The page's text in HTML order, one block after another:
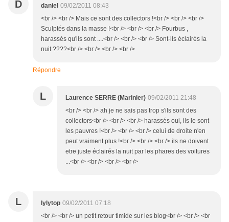
D daniel 09/02/2011 08:43
<br /> <br /> Mais ce sont des collectors !<br /> <br /> <br />
Sculptés dans la masse !<br /> <br /> <br /> Fourbus ,
harassés qu'ils sont ....<br /> <br /> <br /> Sont-ils éclairés la
nuit ????<br /> <br /> <br /> <br />
Répondre
L Laurence SERRE (Marinier) 09/02/2011 21:48
<br /> <br /> ah je ne sais pas trop s'ils sont des
collectors<br /> <br /> <br /> harassés oui, ils le sont
les pauvres !<br /> <br /> <br /> celui de droite n'en
peut vraiment plus !<br /> <br /> <br /> ils ne doivent
etre juste éclairés la nuit par les phares des voitures
...<br /> <br /> <br /> <br />
L lylytop 09/02/2011 07:18
<br /> <br /> un petit retour timide sur les blog<br /> <br /> <br